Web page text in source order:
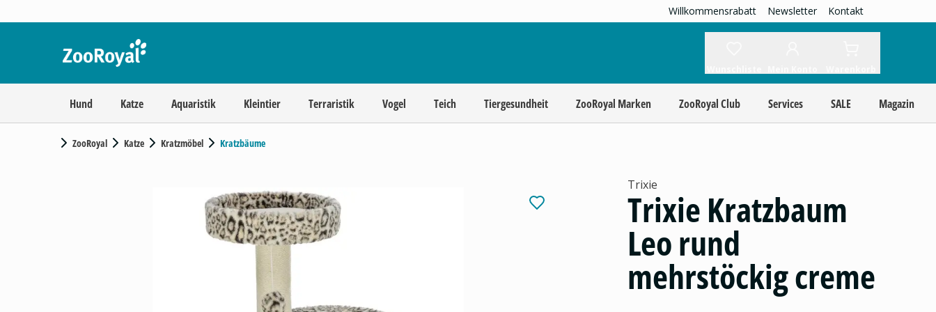
Willkommensrabatt Newsletter Kontakt
Hund Katze Aquaristik Kleintier Terraristik Vogel Teich Tiergesundheit ZooRoyal Marken ZooRoyal Club Services SALE Magazin
ZooRoyal Katze Kratzmöbel Kratzbäume
Trixie
Trixie Kratzbaum
Leo rund
mehrstöckig creme